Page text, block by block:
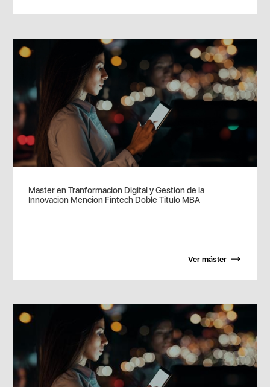
Master en Tranformacion Digital y Gestion de la
Innovacion Mencion Fintech Doble Titulo MBA
Ver máster